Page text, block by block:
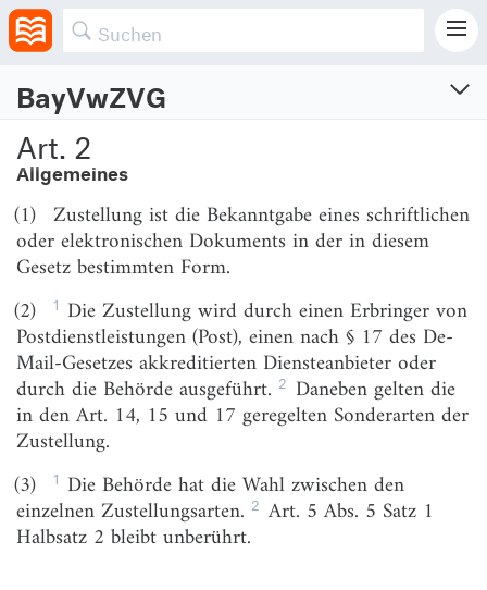
BayVwZVG
Vollstreckungsgesetz
Vom 11.11.1970
Zuletzt geändert am 23.12.2024 (GVBl. S. 599)
Geltungsbereich: Bayern (BY)
Erster Hauptteil
Zustellungsverfahren
Erster Abschnitt
Geltungsbereich und Erfordernis der Zustellung
Art. 1
Zweiter Abschnitt
Arten der Zustellung
Art. 2
Allgemeines
Zweiter Abschnitt
Arten der Zustellung
Art. 2
Allgemeines
(1) Zustellung ist die Bekanntgabe eines schriftlichen
oder elektronischen Dokuments in der in diesem
Gesetz bestimmten Form.
(2)
1 Die Zustellung wird durch einen Erbringer von
Postdienstleistungen (Post), einen nach § 17 des De-
Mail-Gesetzes akkreditierten Diensteanbieter oder
durch die Behörde ausgeführt. 2 Daneben gelten die
in den Art. 14, 15 und 17 geregelten Sonderarten der
Zustellung.
(3)
1 Die Behörde hat die Wahl zwischen den
einzelnen Zustellungsarten. 2 Art. 5 Abs. 5 Satz 1
Halbsatz 2 bleibt unberührt.